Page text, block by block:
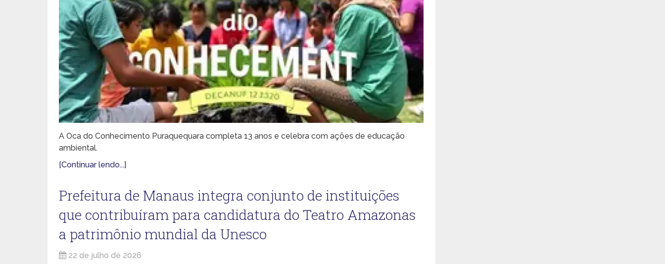
A Oca do Conhecimento Puraquequara completa 13 anos e celebra com ações de educação
ambiental.
[Continuar lendo...]
Prefeitura de Manaus integra conjunto de instituições
que contribuíram para candidatura do Teatro Amazonas
a patrimônio mundial da Unesco
22 de julho de 2026